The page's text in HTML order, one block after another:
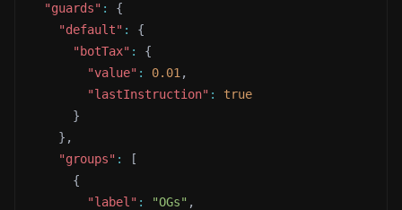
"guards" :
{
"default" :
{
"botTax" :
{
"value" : 0.01 ,
"lastInstruction" :
true
}
} ,
"groups" :
[
{
"label" : "OGs" ,